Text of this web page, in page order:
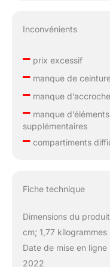
Inconvénients
–prix excessif
–manque de
–manque
–manque
supplémentaires
–compartiments
Fiche technique
Dimensions du
cm; 1,77 kilogrammes
Date de mise en
2022